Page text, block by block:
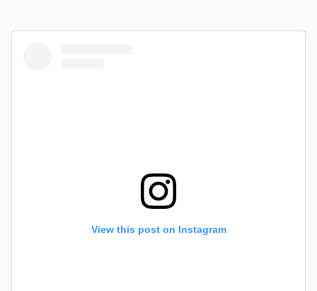
View this post on Instagram